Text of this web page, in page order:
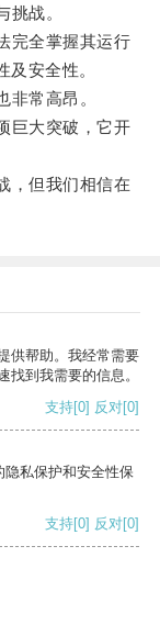
战。
全掌握其运行
安全性。
常高昂。
大突破，它开
但我们相信在
供帮助。我经常需要
到我需要的信息。
支持[0] 反对[0]
私保护和安全性保
支持[0] 反对[0]